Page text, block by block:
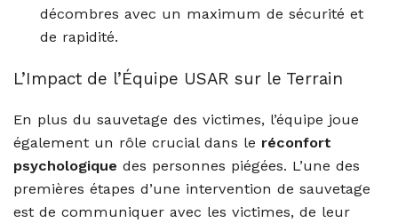
décombres avec un maximum de sécurité et
de rapidité.
L’Impact de l’Équipe USAR sur le Terrain
En plus du sauvetage des victimes, l’équipe joue
également un rôle crucial dans le réconfort
psychologique des personnes piégées. L’une des
premières étapes d’une intervention de sauvetage
est de communiquer avec les victimes, de leur